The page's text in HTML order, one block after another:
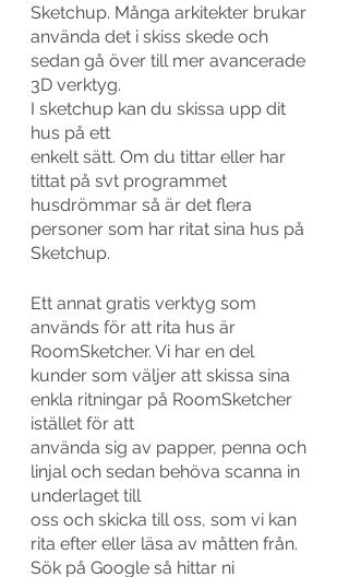
Sketchup. Många arkitekter brukar
använda det i skiss skede och
sedan gå över till mer avancerade
3D verktyg.
I sketchup kan du skissa upp dit
hus på ett
enkelt sätt. Om du tittar eller har
tittat på svt programmet
husdrömmar så är det flera
personer som har ritat sina hus på
Sketchup.
Ett annat gratis verktyg som
används för att rita hus är
RoomSketcher. Vi har en del
kunder som väljer att skissa sina
enkla ritningar på RoomSketcher
istället för att
använda sig av papper, penna och
linjal och sedan behöva scanna in
underlaget till
oss och skicka till oss, som vi kan
rita efter eller läsa av måtten från.
Sök på Google så hittar ni